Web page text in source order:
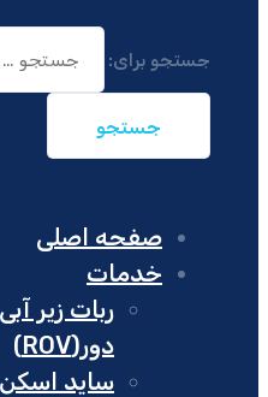
جستجو برای:
صفحه اصلی
خدمات
ربات زیر
دور(ROV)
ساید اسکن